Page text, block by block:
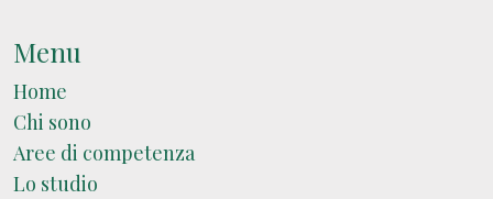
Menu
Home
Chi sono
Aree di competenza
Lo studio